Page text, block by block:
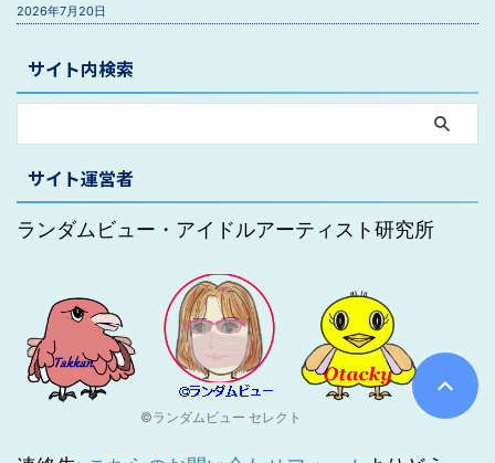
2026年7月20日
サイト内検索
サイト運営者
ランダムビュー・アイドルアーティスト研究所
©ランダムビュー セレクト